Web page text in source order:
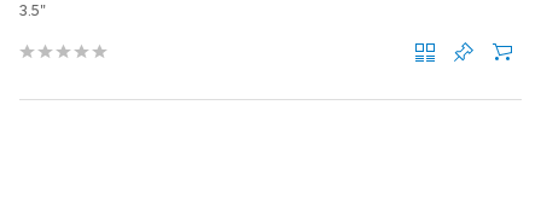
3.5"